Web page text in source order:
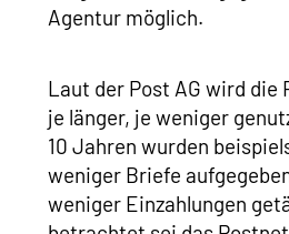
Agentur möglich.
Laut der Post AG wird die
je länger, je weniger
10 Jahren wurden
weniger Briefe
weniger Einzahlungen